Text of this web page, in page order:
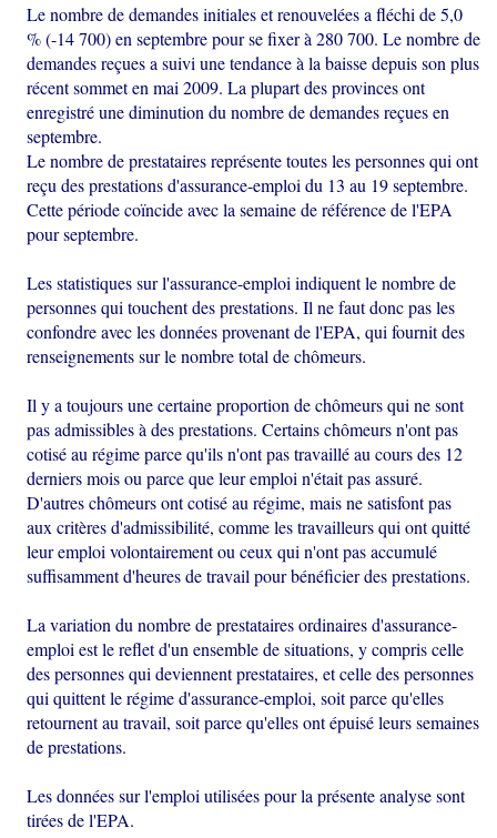
Le nombre de demandes initiales et renouvelées a fléchi de 5,0
% (-14 700) en septembre pour se fixer à 280 700. Le nombre de
demandes reçues a suivi une tendance à la baisse depuis son plus
récent sommet en mai 2009. La plupart des provinces ont
enregistré une diminution du nombre de demandes reçues en
septembre.
Le nombre de prestataires représente toutes les personnes qui ont
reçu des prestations d'assurance-emploi du 13 au 19 septembre.
Cette période coïncide avec la semaine de référence de l'EPA
pour septembre.
Les statistiques sur l'assurance-emploi indiquent le nombre de
personnes qui touchent des prestations. Il ne faut donc pas les
confondre avec les données provenant de l'EPA, qui fournit des
renseignements sur le nombre total de chômeurs.
Il y a toujours une certaine proportion de chômeurs qui ne sont
pas admissibles à des prestations. Certains chômeurs n'ont pas
cotisé au régime parce qu'ils n'ont pas travaillé au cours des 12
derniers mois ou parce que leur emploi n'était pas assuré.
D'autres chômeurs ont cotisé au régime, mais ne satisfont pas
aux critères d'admissibilité, comme les travailleurs qui ont quitté
leur emploi volontairement ou ceux qui n'ont pas accumulé
suffisamment d'heures de travail pour bénéficier des prestations.
La variation du nombre de prestataires ordinaires d'assurance-
emploi est le reflet d'un ensemble de situations, y compris celle
des personnes qui deviennent prestataires, et celle des personnes
qui quittent le régime d'assurance-emploi, soit parce qu'elles
retournent au travail, soit parce qu'elles ont épuisé leurs semaines
de prestations.
Les données sur l'emploi utilisées pour la présente analyse sont
tirées de l'EPA.